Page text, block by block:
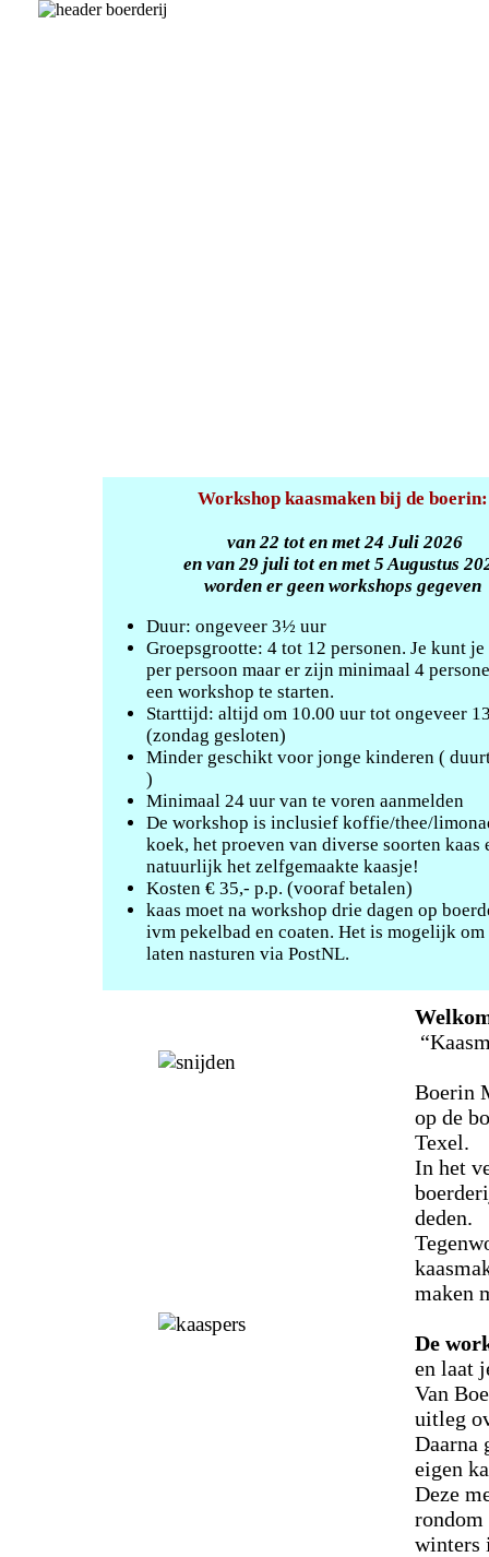
Workshop kaasmaken bij de boerin:
van 22 tot en met 24 Juli 2026
en van 29 juli tot en met 5 Augustus
worden er geen workshops gegeven
Duur: ongeveer 3½ uur
Groepsgrootte: 4 tot 12 personen. Je kunt
per persoon maar er zijn minimaal 4
een workshop te starten.
Starttijd: altijd om 10.00 uur tot ongeveer
(zondag gesloten)
Minder geschikt voor jonge kinderen (
)
Minimaal 24 uur van te voren aanmelden
De workshop is inclusief koffie/thee/
koek, het proeven van diverse soorten kaas
natuurlijk het zelfgemaakte kaasje!
Kosten € 35,- p.p. (vooraf betalen)
kaas moet na workshop drie dagen op
ivm pekelbad en coaten. Het is mogelijk om
laten nasturen via PostNL.
Boerin
op de
Texel.
In het
deden.
maken
De
en laat
Van
uitleg
Daarna
eigen
Deze
rondom
winters